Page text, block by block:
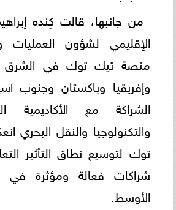
من جانبها، قالت كِنده
الإقليمي لشؤون العمليات
منصة تيك توك في الشرق
وإفريقيا وباكستان وجنوب
الشراكة مع الأكاديمية
والتكنولوجيا والنقل البحري
توك لتوسيع نطاق التأثير
شراكات فعالة ومؤثرة
الأوسط.